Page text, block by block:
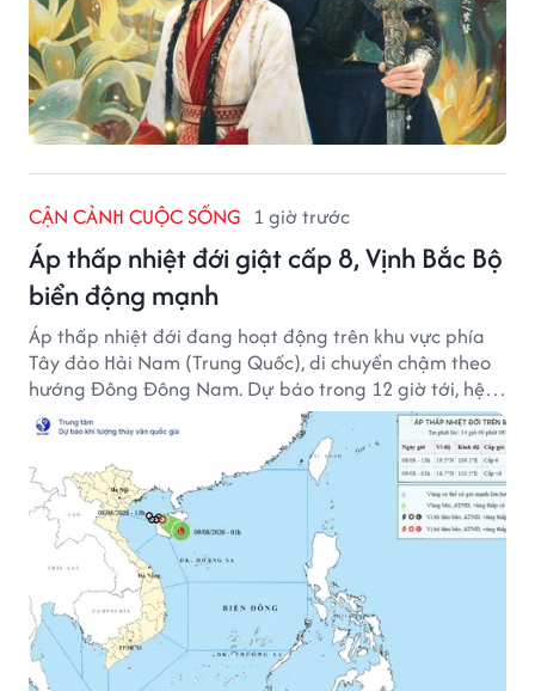
CẬN CẢNH CUỘC SỐNG 1 giờ trước
Áp thấp nhiệt đới giật cấp 8, Vịnh Bắc Bộ
biển động mạnh
Áp thấp nhiệt đới đang hoạt động trên khu vực phía
Tây đảo Hải Nam (Trung Quốc), di chuyển chậm theo
hướng Đông Đông Nam. Dự báo trong 12 giờ tới, hệ
thống này suy yếu dần thành vùng áp thấp.